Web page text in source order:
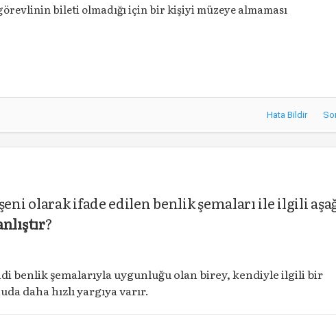
bileti olmadığı için bir kişiyi müzeye almaması
Hata Bildir
olarak ifade edilen benlik şemaları ile ilgili
?
benlik şemalarıyla uygunluğu olan birey, kendiyle ilgili bir
daha hızlı yargıya varır.